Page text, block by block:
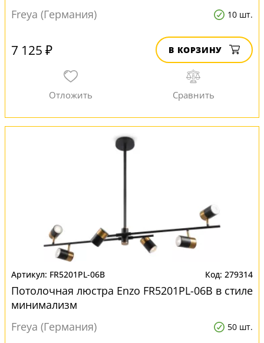
Freya (Германия)
10 шт.
7 125 ₽ В КОРЗИНУ
FR5201PL-06B 279314
Потолочная люстра Enzo FR5201PL-06B в стиле
минимализм
Freya (Германия)
50 шт.